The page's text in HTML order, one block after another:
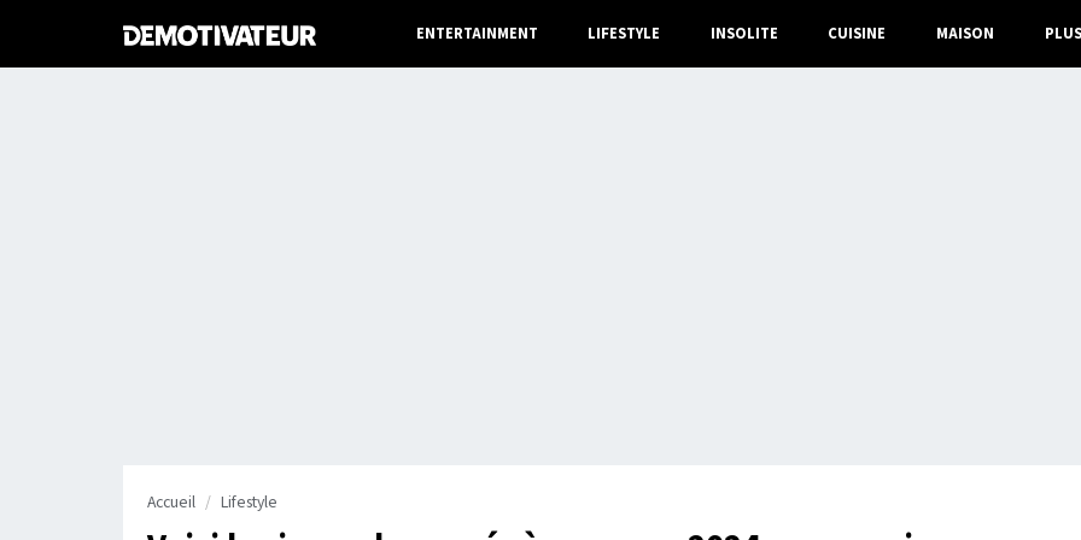
ENTERTAINMENT LIFESTYLE INSOLITE CUISINE MAISON PLUS
Accueil Lifestyle